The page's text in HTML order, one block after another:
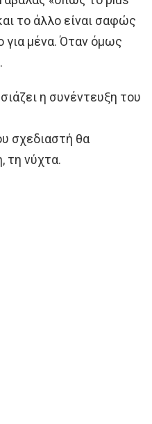
το άλλο είναι σαφώς
για μένα. Όταν όμως
η συνέντευξη του
σχεδιαστή θα
τη νύχτα.